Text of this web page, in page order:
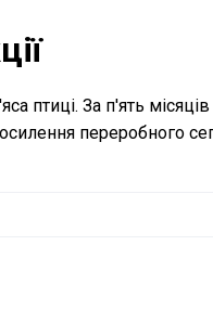
птиці. За п'ять
переробного